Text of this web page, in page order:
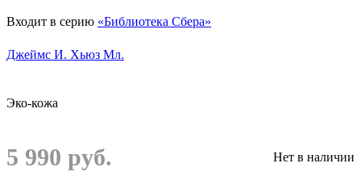
Входит в серию «Библиотека Сбера»
Джеймс И. Хьюз Мл.
Эко-кожа
5 990 руб. Нет в наличии